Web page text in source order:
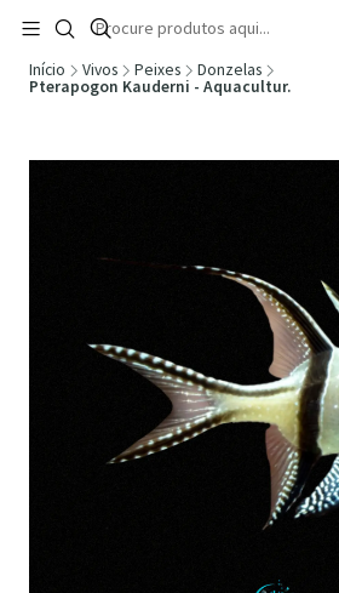
🚚 Portugal Continental: Portes Grátis desde
Ler mais
Início Vivos Peixes
Donzelas
Pterapogon Kauderni - Aquacultur.